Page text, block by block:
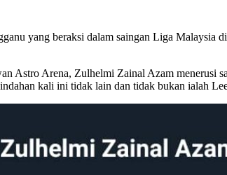
yang beraksi dalam saingan Liga
Astro Arena, Zulhelmi Zainal Azam menerusi
kali ini tidak lain dan tidak bukan ialah